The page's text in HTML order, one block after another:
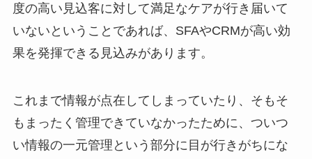
度の高い見込客に対して満足なケアが行き届いて
いないということであれば、SFAやCRMが高い効
果を発揮できる見込みがあります。
これまで情報が点在してしまっていたり、そもそ
もまったく管理できていなかったために、ついつ
い情報の一元管理という部分に目が行きがちにな